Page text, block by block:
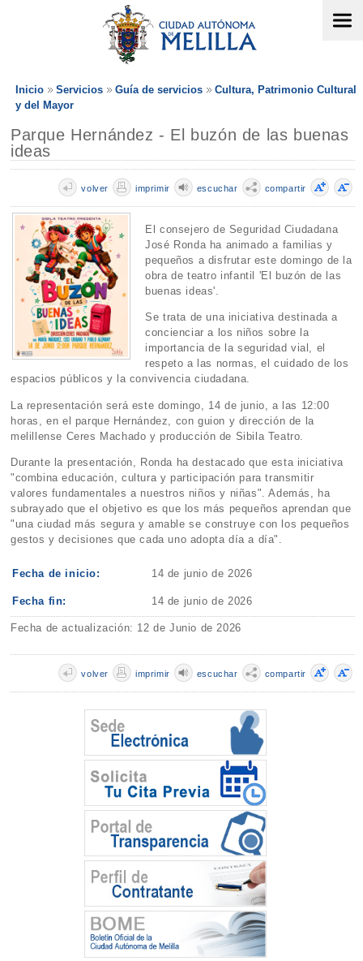
Inicio Servicios Guía de servicios
Cultura, Patrimonio Cultural
y del Mayor
Parque Hernández - El buzón de las buenas
ideas
compartir
escuchar
imprimir
volver
El consejero de Seguridad Ciudadana
José Ronda ha animado a familias y
pequeños a disfrutar este domingo de la
obra de teatro infantil 'El buzón de las
buenas ideas'.
Se trata de una iniciativa destinada a
concienciar a los niños sobre la
importancia de la seguridad vial, el
respeto a las normas, el cuidado de los
espacios públicos y la convivencia ciudadana.
La representación será este domingo, 14 de junio, a las 12:00
horas, en el parque Hernández, con guion y dirección de la
melillense Ceres Machado y producción de Sibila Teatro.
Durante la presentación, Ronda ha destacado que esta iniciativa
"combina educación, cultura y participación para transmitir
valores fundamentales a nuestros niños y niñas". Además, ha
subrayado que el objetivo es que los más pequeños aprendan que
"una ciudad más segura y amable se construye con los pequeños
gestos y decisiones que cada uno adopta día a día".
Fecha de inicio: 14 de junio de 2026
Fecha fin: 14 de junio de 2026
Fecha de actualización: 12 de Junio de 2026
compartir
escuchar
imprimir
volver